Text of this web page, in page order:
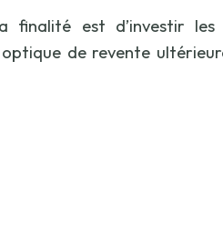
est d’investir les
de revente